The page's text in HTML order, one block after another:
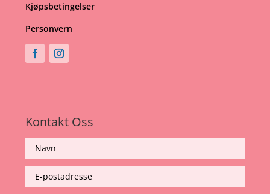
Kjøpsbetingelser
Personvern
Kontakt Oss